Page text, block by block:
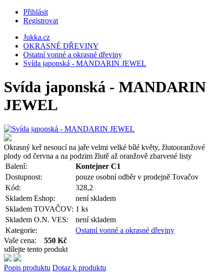
Přihlásit
Registrovat
Jukka.cz
OKRASNÉ DŘEVINY
Ostatní vonné a okrasné dřeviny
Svída japonská - MANDARIN JEWEL
Svída japonská - MANDARIN
JEWEL
Okrasný keř nesoucí na jaře velmi velké bílé květy, žlutooranžové
plody od června a na podzim žlutě až oranžově zbarvené listy
Balení:
Kontejner C1
Dostupnost:
pouze osobní odběr v prodejně Tovačov
Kód:
328,2
Skladem Eshop:
není skladem
Skladem TOVAČOV: 1 ks
Skladem O.N. VES:
není skladem
Kategorie:
Ostatní vonné a okrasné dřeviny
Vaše cena: 550 Kč
sdílejte tento produkt
Popis produktu Dotaz k produktu